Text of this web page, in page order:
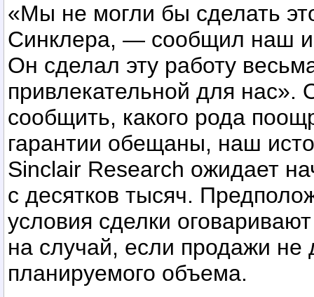
«Мы не могли бы сделать
Синклера, — сообщил наш
Он сделал эту работу
привлекательной для нас».
сообщить, какого рода
гарантии обещаны, наш
Sinclair Research ожидает
с десятков тысяч.
условия сделки
на случай, если продажи не
планируемого объема.